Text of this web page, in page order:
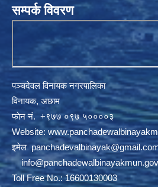
सम्पर्क विवरण
पञ्चदेवल विनायक नगरपालिका
विनायक, अछाम
फाेन नं‍‍‍‍. ‌+९७७ ०९७ ५००००३
Website:
इमेल
‌ ‌
Toll Free No.: 16600130003